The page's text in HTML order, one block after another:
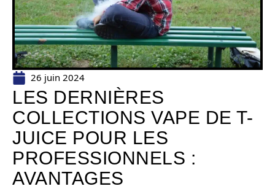
26 juin 2024
LES DERNIÈRES
COLLECTIONS VAPE DE T-
JUICE POUR LES
PROFESSIONNELS :
AVANTAGES